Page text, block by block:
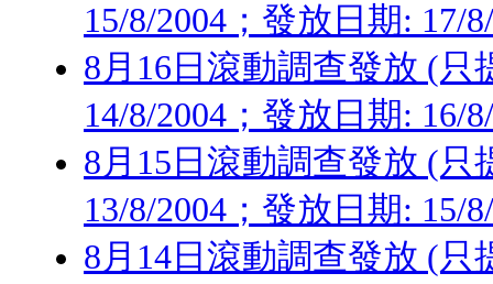
15/8/2004；發放日期: 17/
8月16日滾動調查發放 (只
14/8/2004；發放日期: 16/
8月15日滾動調查發放 (只
13/8/2004；發放日期: 15/
8月14日滾動調查發放 (只